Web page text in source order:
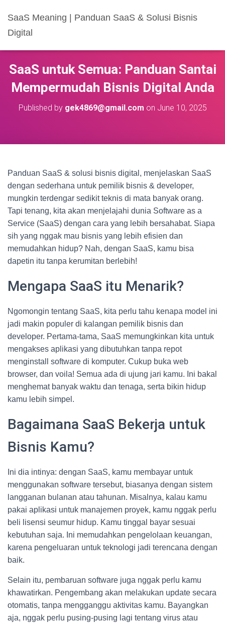
SaaS Meaning | Panduan SaaS & Solusi Bisnis
Digital
SaaS untuk Semua: Panduan Santai
Mempermudah Bisnis Digital Anda
Published by gek4869@gmail.com on June 10, 2025
Panduan SaaS & solusi bisnis digital, menjelaskan SaaS
dengan sederhana untuk pemilik bisnis & developer,
mungkin terdengar sedikit teknis di mata banyak orang.
Tapi tenang, kita akan menjelajahi dunia Software as a
Service (SaaS) dengan cara yang lebih bersahabat. Siapa
sih yang nggak mau bisnis yang lebih efisien dan
memudahkan hidup? Nah, dengan SaaS, kamu bisa
dapetin itu tanpa kerumitan berlebih!
Mengapa SaaS itu Menarik?
Ngomongin tentang SaaS, kita perlu tahu kenapa model ini
jadi makin populer di kalangan pemilik bisnis dan
developer. Pertama-tama, SaaS memungkinkan kita untuk
mengakses aplikasi yang dibutuhkan tanpa repot
menginstall software di komputer. Cukup buka web
browser, dan voila! Semua ada di ujung jari kamu. Ini bakal
menghemat banyak waktu dan tenaga, serta bikin hidup
kamu lebih simpel.
Bagaimana SaaS Bekerja untuk
Bisnis Kamu?
Ini dia intinya: dengan SaaS, kamu membayar untuk
menggunakan software tersebut, biasanya dengan sistem
langganan bulanan atau tahunan. Misalnya, kalau kamu
pakai aplikasi untuk manajemen proyek, kamu nggak perlu
beli lisensi seumur hidup. Kamu tinggal bayar sesuai
kebutuhan saja. Ini memudahkan pengelolaan keuangan,
karena pengeluaran untuk teknologi jadi terencana dengan
baik.
Selain itu, pembaruan software juga nggak perlu kamu
khawatirkan. Pengembang akan melakukan update secara
otomatis, tanpa mengganggu aktivitas kamu. Bayangkan
aja, nggak perlu pusing-pusing lagi tentang virus atau